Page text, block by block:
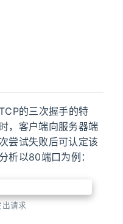
的三次握手的特
，客户端向服务器端
尝试失败后可认定该
析以80端口为例：
出请求